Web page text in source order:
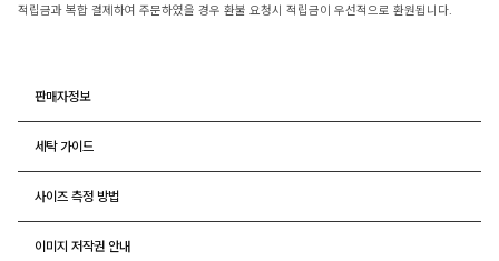
적립금과 복합 결제하여 주문하였을 경우 환불 요청시 적립금이 우선적으로 환원됩니다.
판매자정보
세탁 가이드
사이즈 측정 방법
이미지 저작권 안내